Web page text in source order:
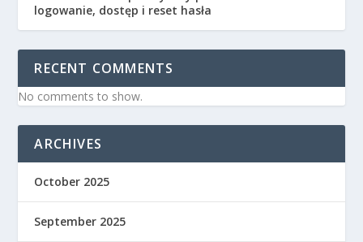
logowanie, dostęp i reset hasła
RECENT COMMENTS
No comments to show.
ARCHIVES
October 2025
September 2025